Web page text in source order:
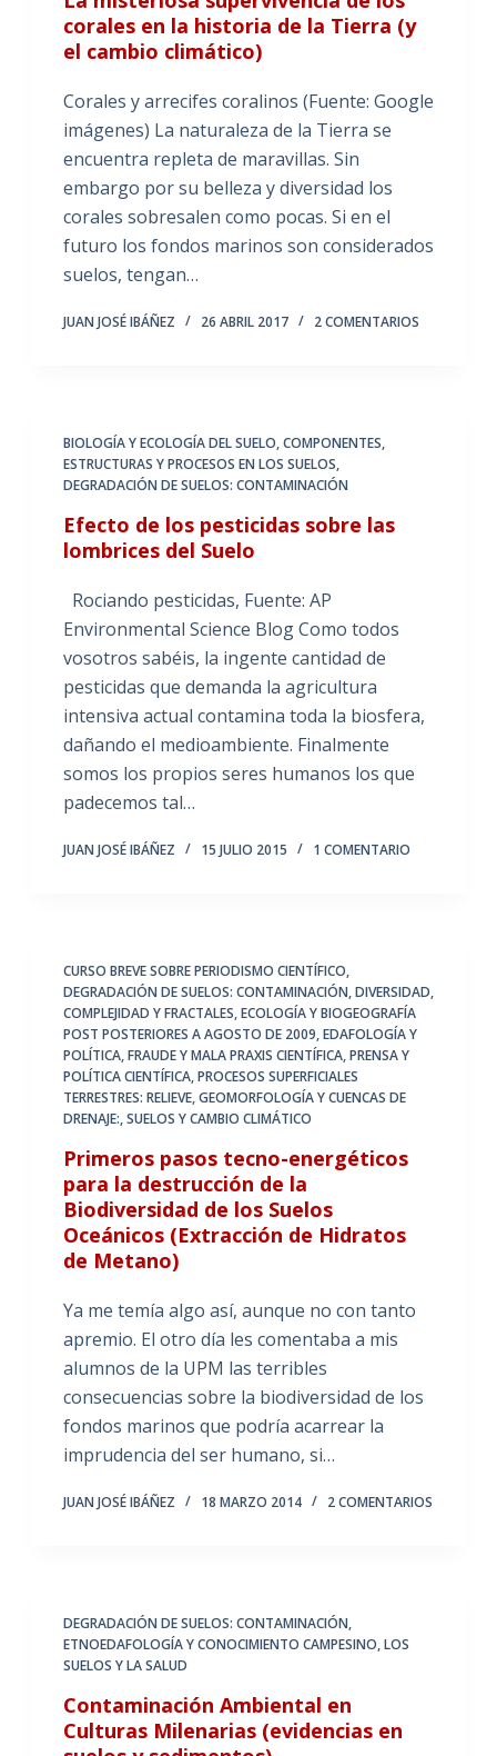
corales en la historia de la Tierra (y
el cambio climático)
Corales y arrecifes coralinos (Fuente: Google
imágenes) La naturaleza de la Tierra se
encuentra repleta de maravillas. Sin
embargo por su belleza y diversidad los
corales sobresalen como pocas. Si en el
futuro los fondos marinos son considerados
suelos, tengan…
JUAN JOSÉ IBÁÑEZ 26 ABRIL 2017 2 COMENTARIOS
BIOLOGÍA Y ECOLOGÍA DEL SUELO,COMPONENTES,
ESTRUCTURAS Y PROCESOS EN LOS SUELOS,
DEGRADACIÓN DE SUELOS: CONTAMINACIÓN
Efecto de los pesticidas sobre las
lombrices del Suelo
Rociando pesticidas, Fuente: AP
Environmental Science Blog Como todos
vosotros sabéis, la ingente cantidad de
pesticidas que demanda la agricultura
intensiva actual contamina toda la biosfera,
dañando el medioambiente. Finalmente
somos los propios seres humanos los que
padecemos tal…
JUAN JOSÉ IBÁÑEZ 15 JULIO 2015 1 COMENTARIO
CURSO BREVE SOBRE PERIODISMO CIENTÍFICO,
DEGRADACIÓN DE SUELOS: CONTAMINACIÓN,DIVERSIDAD,
COMPLEJIDAD Y FRACTALES,ECOLOGÍA Y BIOGEOGRAFÍA
POST POSTERIORES A AGOSTO DE 2009,EDAFOLOGÍA Y
POLÍTICA,FRAUDE Y MALA PRAXIS CIENTÍFICA,PRENSA Y
POLÍTICA CIENTÍFICA,PROCESOS SUPERFICIALES
TERRESTRES: RELIEVE, GEOMORFOLOGÍA Y CUENCAS DE
DRENAJE:,SUELOS Y CAMBIO CLIMÁTICO
Primeros pasos tecno-energéticos
para la destrucción de la
Biodiversidad de los Suelos
Oceánicos (Extracción de Hidratos
de Metano)
Ya me temía algo así, aunque no con tanto
apremio. El otro día les comentaba a mis
alumnos de la UPM las terribles
consecuencias sobre la biodiversidad de los
fondos marinos que podría acarrear la
imprudencia del ser humano, si…
JUAN JOSÉ IBÁÑEZ 18 MARZO 2014 2 COMENTARIOS
DEGRADACIÓN DE SUELOS: CONTAMINACIÓN,
ETNOEDAFOLOGÍA Y CONOCIMIENTO CAMPESINO,LOS
SUELOS Y LA SALUD
Contaminación Ambiental en
Culturas Milenarias (evidencias en